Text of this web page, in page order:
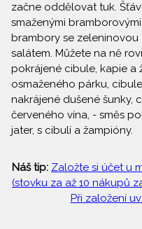
začne oddělovat tuk.
smaženými
brambory se
salátem. Můžete na ně
pokrájené cibule, kapie a
osmaženého párku,
nakrájené dušené šunky,
červeného vína, - směs
jater, s cibulí a žampióny.
Náš tip: Založte si účet u
(stovku za až 10 nákupů
Při založení